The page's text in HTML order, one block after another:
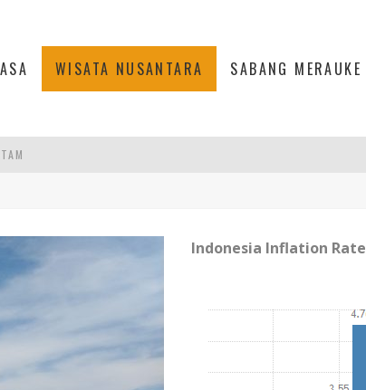
WISATA NUSANTARA SABANG MERAUKE
Indonesia Inflation Rate